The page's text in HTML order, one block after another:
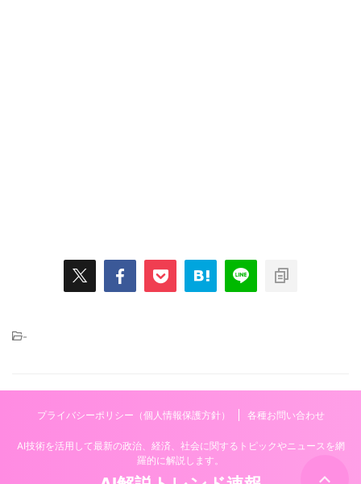
-
プライバシーポリシー（個人情報保護方針） 各種お問い合わせ
AI技術を活用して最新の政治、経済、社会に関するトピックやニュースを網
羅的に解説します。